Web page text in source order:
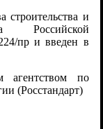
и
Российской
пр и введен в
по
(Росстандарт)